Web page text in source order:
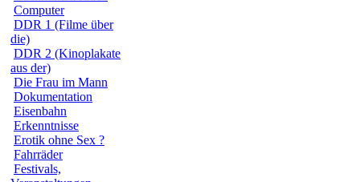
Computer
DDR 1 (Filme über
die)
DDR 2 (Kinoplakate
aus der)
Die Frau im Mann
Dokumentation
Eisenbahn
Erkenntnisse
Erotik ohne Sex ?
Fahrräder
Festivals,